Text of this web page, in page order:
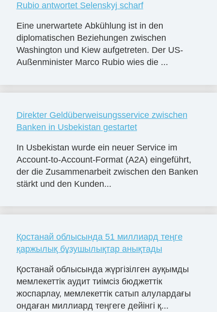
Rubio antwortet Selenskyj scharf
Eine unerwartete Abkühlung ist in den
diplomatischen Beziehungen zwischen
Washington und Kiew aufgetreten. Der US-
Außenminister Marco Rubio wies die ...
Direkter Geldüberweisungsservice zwischen
Banken in Usbekistan gestartet
In Usbekistan wurde ein neuer Service im
Account-to-Account-Format (A2A) eingeführt,
der die Zusammenarbeit zwischen den Banken
stärkt und den Kunden...
Қостанай облысында 51 миллиард теңге
қаржылық бұзушылықтар анықтады
Қостанай облысында жүргізілген ауқымды
мемлекеттік аудит тиімсіз бюджеттік
жоспарлау, мемлекеттік сатып алулардағы
ондаған миллиард теңгеге дейінгі қ...